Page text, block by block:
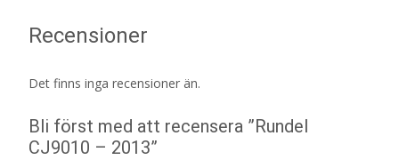
Recensioner
Det finns inga recensioner än.
Bli först med att recensera ”Rundel
CJ9010 – 2013”